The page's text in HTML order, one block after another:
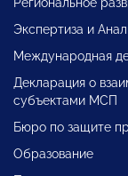
Экспертиза и
Международная
Декларация о
субъектами МСП
Бюро по защите
Образование